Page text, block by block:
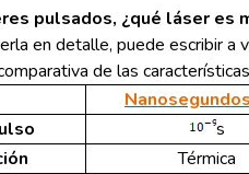
pulsados, ¿qué láser es
en detalle, puede escribir
de las
s
Térmica